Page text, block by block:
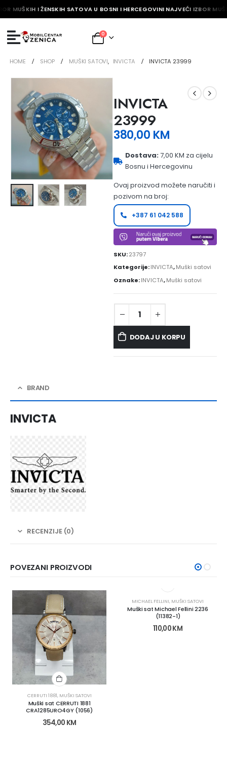
MUŠKIH I ŽENSKIH SATOVA U BOSNI I HERCEGOVINI NAJVEĆI IZBOR
0
HOME SHOP MUŠKI SATOVI, INVICTA INVICTA 23999
INVICTA
23999
380,00 KM
Dostava:7,00 KM za cijelu
Bosnu i Hercegovinu
Ovaj proizvod možete naručiti i
pozivom na broj:
+387 61 042 588
SKU:23797
Kategorije:INVICTA,Muški satovi
Oznake:INVICTA,Muški satovi
DODAJ U KORPU
BRAND
INVICTA
RECENZIJE (0)
POVEZANI PROIZVODI
CERRUTI 1881, MUŠKI SATOVI
Muški sat CERRUTI 1881
CRA1285URO4GY (1056)
354,00 KM
MICHAEL FELLINI, MUŠKI SATOVI
Muški sat Michael Fellini 2236
(11382-1)
110,00KM